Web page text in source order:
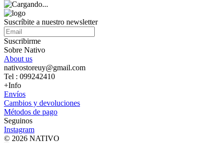
Suscríbite a nuestro newsletter
Suscribirme
Sobre Nativo
About us
nativostoreuy@gmail.com
Tel : 099242410
+Info
Envíos
Cambios y devoluciones
Métodos de pago
Seguinos
Instagram
© 2026 NATIVO